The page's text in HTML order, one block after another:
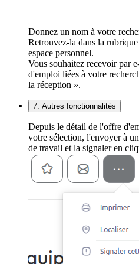
Donnez un nom à votre
Retrouvez-la dans la
espace personnel.
Vous souhaitez recevoir par
d'emploi liées à votre
la réception ».
7. Autres fonctionnalités
Depuis le détail de l'offre
votre sélection, l'envoyer à
de travail et la signaler en